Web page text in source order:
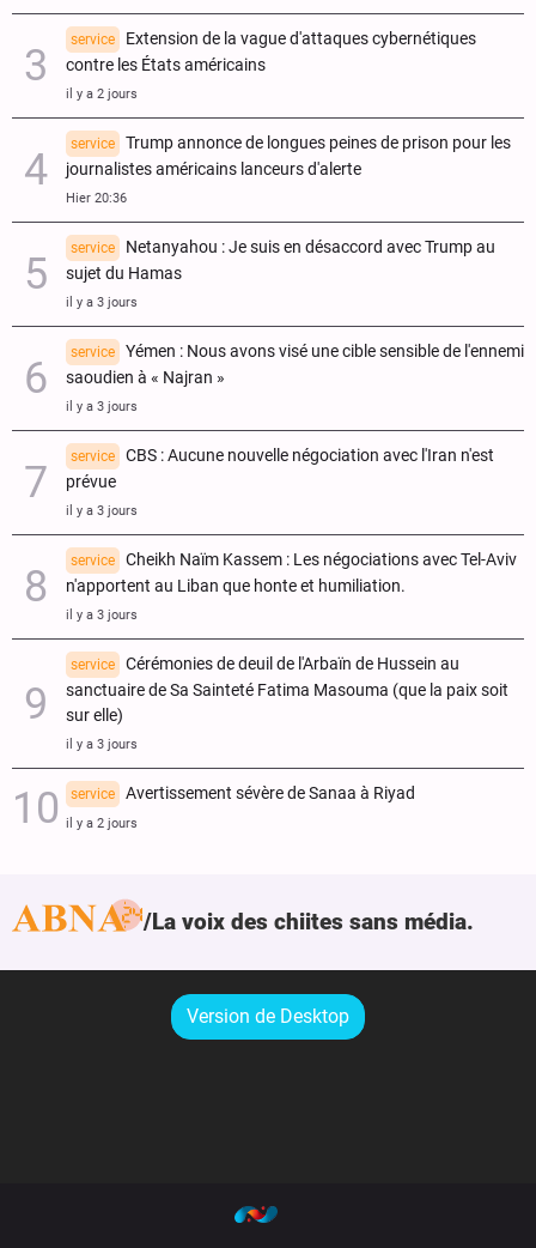
service
Extension de la vague d'attaques cybernétiques
contre les États américains
il y a 2 jours
service
Trump annonce de longues peines de prison pour les
journalistes américains lanceurs d'alerte
Hier 20:36
service
Netanyahou : Je suis en désaccord avec Trump au
sujet du Hamas
il y a 3 jours
service
Yémen : Nous avons visé une cible sensible de l'ennemi
saoudien à « Najran »
il y a 3 jours
service
CBS : Aucune nouvelle négociation avec l'Iran n'est
prévue
il y a 3 jours
service
Cheikh Naïm Kassem : Les négociations avec Tel-Aviv
n'apportent au Liban que honte et humiliation.
il y a 3 jours
service
Cérémonies de deuil de l'Arbaïn de Hussein au
sanctuaire de Sa Sainteté Fatima Masouma (que la paix soit
sur elle)
il y a 3 jours
service Avertissement sévère de Sanaa à Riyad
il y a 2 jours
La voix des chiites sans média.
Version de Desktop